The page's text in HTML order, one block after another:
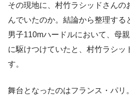
その現地に、村竹ラシッドさんの
んでいたのか。結論から整理する
男子110mハードルにおいて、母
に駆けつけていたと、村竹ラシッ
す。
舞台となったのはフランス・パリ